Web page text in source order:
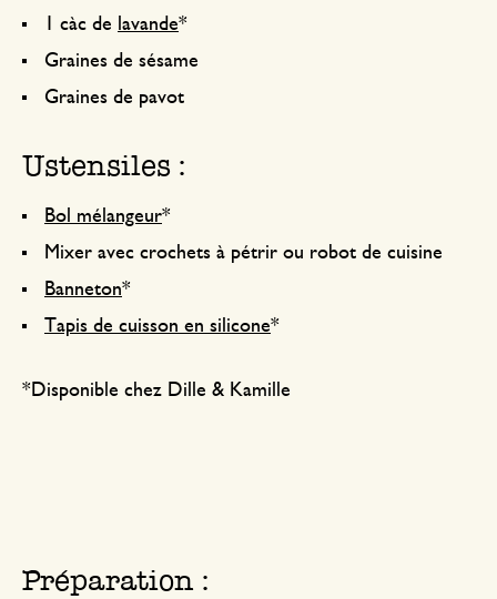
1 càc de lavande*
Graines de sésame
Graines de pavot
Ustensiles :
Bol mélangeur*
Mixer avec crochets à pétrir ou robot de cuisine
Banneton*
Tapis de cuisson en silicone*
*Disponible chez Dille & Kamille
Préparation :